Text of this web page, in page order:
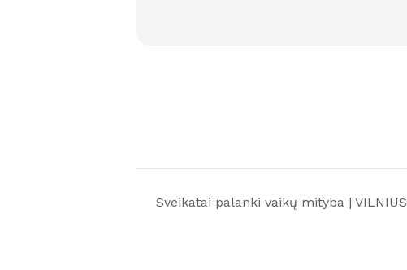
Sveikatai palanki vaikų mityba | VILNIUS